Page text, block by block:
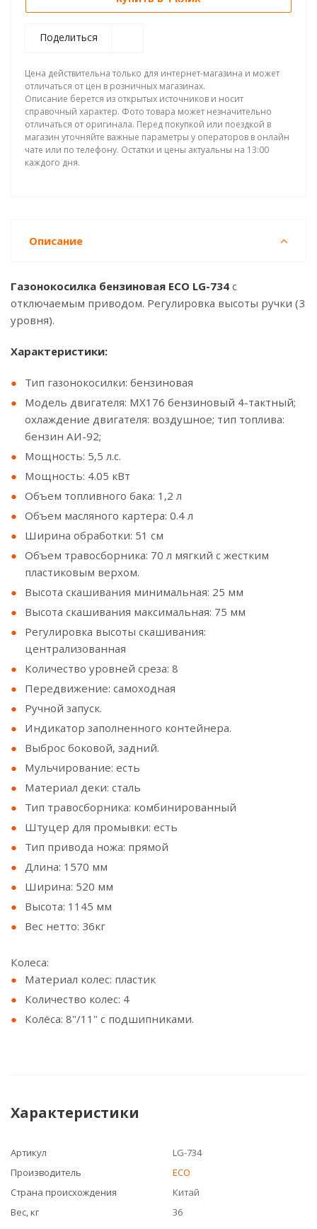
Поделиться
Цена действительна только для интернет-магазина и может
отличаться от цен в розничных магазинах.
Описание берется из открытых источников и носит
справочный характер. Фото товара может незначительно
отличаться от оригинала. Перед покупкой или поездкой в
магазин уточняйте важные параметры у операторов в онлайн
чате или по телефону. Остатки и цены актуальны на 13:00
каждого дня.
Описание
Газонокосилка бензиновая ECO LG-734 с
отключаемым приводом. Регулировка высоты ручки (3
уровня).
Характеристики:
Тип газонокосилки: бензиновая
Модель двигателя: MX176 бензиновый 4-тактный;
охлаждение двигателя: воздушное; тип топлива:
бензин АИ-92;
Мощность: 5,5 л.с.
Мощность: 4.05 кВт
Объем топливного бака: 1,2 л
Объем масляного картера: 0.4 л
Ширина обработки: 51 см
Объем травосборника: 70 л мягкий с жестким
пластиковым верхом.
Высота скашивания минимальная: 25 мм
Высота скашивания максимальная: 75 мм
Регулировка высоты скашивания:
централизованная
Количество уровней среза: 8
Передвижение: самоходная
Ручной запуск.
Индикатор заполненного контейнера.
Выброс боковой, задний.
Мульчирование: есть
Материал деки: сталь
Тип травосборника: комбинированный
Штуцер для промывки: есть
Тип привода ножа: прямой
Длина: 1570 мм
Ширина: 520 мм
Высота: 1145 мм
Вес нетто: 36кг
Колеса:
Материал колес: пластик
Количество колес: 4
Колёса: 8"/11" с подшипниками.
Характеристики
Артикул
LG-734
Производитель
ECO
Страна происхождения
Китай
Вес, кг
36